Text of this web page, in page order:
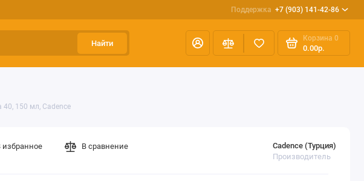
Поддержка +7 (903) 141-42-86
Найти
Корзина 0
0.00р.
40, 150 мл, Cadence
Cadence (Турция)
Производитель
избранное В сравнение